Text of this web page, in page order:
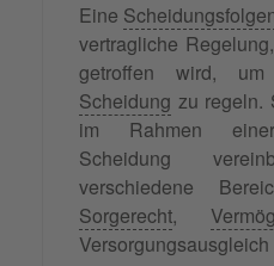
Eine
vertragliche
getroffen wird,
Scheidung zu regeln.
im Rahmen einer
Scheidung
verschiedene
Sorgerecht,